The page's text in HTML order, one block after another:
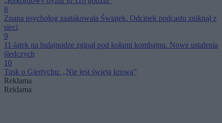
8
Znana psycholog zaatakowała Świątek. Odcinek podcastu zniknął z
sieci
9
11-latek na hulajnodze zginął pod kołami kombajnu. Nowe ustalenia
śledczych
10
Tusk o Giertychu: „Nie jest świętą krową”
Reklama
Reklama